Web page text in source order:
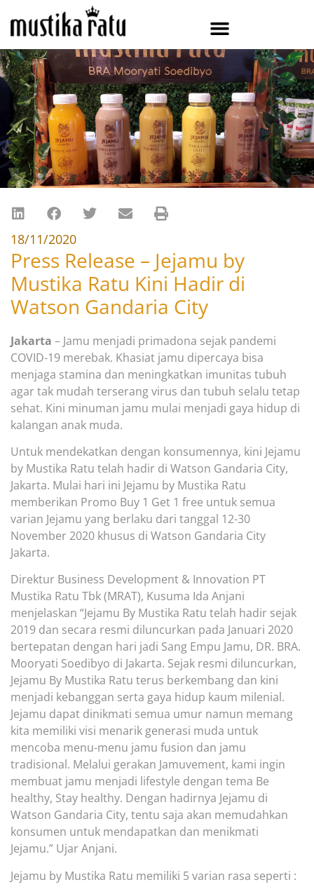
18/11/2020
Press Release – Jejamu by
Mustika Ratu Kini Hadir di
Watson Gandaria City
Jakarta – Jamu menjadi primadona sejak pandemi
COVID-19 merebak. Khasiat jamu dipercaya bisa
menjaga stamina dan meningkatkan imunitas tubuh
agar tak mudah terserang virus dan tubuh selalu tetap
sehat. Kini minuman jamu mulai menjadi gaya hidup di
kalangan anak muda.
Untuk mendekatkan dengan konsumennya, kini Jejamu
by Mustika Ratu telah hadir di Watson Gandaria City,
Jakarta. Mulai hari ini Jejamu by Mustika Ratu
memberikan Promo Buy 1 Get 1 free untuk semua
varian Jejamu yang berlaku dari tanggal 12-30
November2020 khusus di Watson Gandaria City
Jakarta.
Direktur Business Development & Innovation PT
Mustika Ratu Tbk (MRAT), Kusuma Ida Anjani
menjelaskan “Jejamu By Mustika Ratu telah hadir sejak
2019 dan secara resmi diluncurkan pada Januari 2020
bertepatan dengan hari jadi Sang Empu Jamu, DR. BRA.
Mooryati Soedibyo di Jakarta. Sejak resmi diluncurkan,
Jejamu By Mustika Ratu terus berkembang dan kini
menjadi kebanggan serta gaya hidup kaum milenial.
Jejamu dapat dinikmati semua umur namun memang
kita memiliki visi menarik generasi muda untuk
mencoba menu-menu jamu fusion dan jamu
tradisional. Melalui gerakan Jamuvement, kami ingin
membuat jamu menjadi lifestyle dengan tema Be
healthy, Stay healthy. Dengan hadirnya Jejamu di
Watson Gandaria City, tentu saja akan memudahkan
konsumen untuk mendapatkan dan menikmati
Jejamu.” Ujar Anjani.
Jejamu by Mustika Ratu memiliki 5 varian rasa seperti :